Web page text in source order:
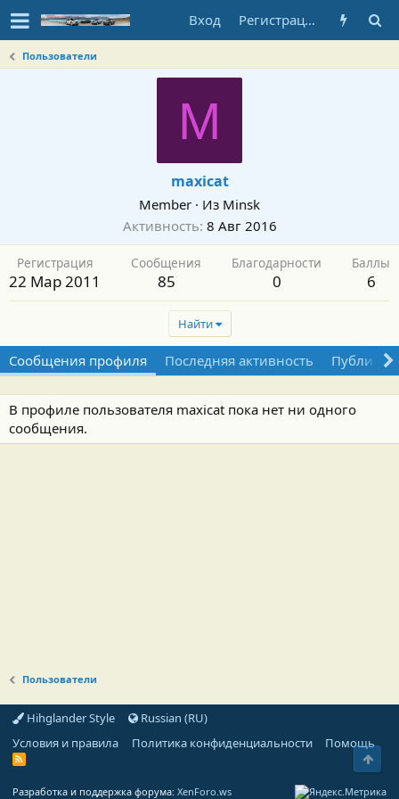
Вход Регистрация
Пользователи
M
maxicat
Member · Из Minsk
Активность 8 Авг 2016
Регистрация
22 Мар 2011
Сообщения
85
Благодарности
0
Баллы
6
Найти
Сообщения профиля Последняя активность
В профиле пользователя maxicat пока нет ни одного
сообщения.
Пользователи
Hihglander Style
Russian (RU)
Условия и правила
Политика конфиденциальности Помощь
R
Разработка и поддержка форума: XenForo.ws